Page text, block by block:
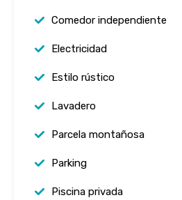
Comedor independiente
Electricidad
Estilo rústico
Lavadero
Parcela montañosa
Parking
Piscina privada